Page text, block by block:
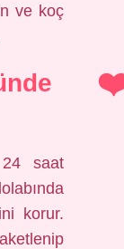
ve koç
saat
korur.